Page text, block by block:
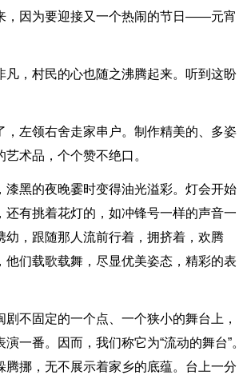
，因为要迎接又一个热闹的节日——元宵
，村民的心也随之沸腾起来。听到这盼
左领右舍走家串户。制作精美的、多姿
术品，个个赞不绝口。
黑的夜晚霎时变得油光溢彩。灯会开始
有挑着花灯的，如冲锋号一样的声音一
，跟随那人流前行着，拥挤着，欢腾
们载歌载舞，尽显优美姿态，精彩的表
不固定的一个点、一个狭小的舞台上，
一番。因而，我们称它为“流动的舞台”。
挪，无不展示着家乡的底蕴。台上一分